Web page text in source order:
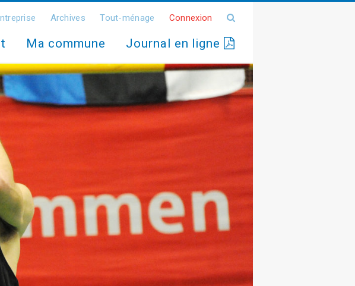
Archives Tout-ménage Connexion
Ma commune Journal en ligne